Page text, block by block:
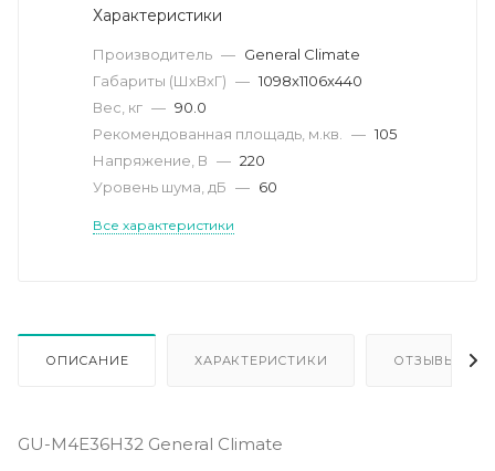
Характеристики
Производитель — General Climate
Габариты (ШхВхГ) — 1098x1106x440
Вес, кг — 90.0
Рекомендованная площадь, м.кв.
— 105
Напряжение, В — 220
Уровень шума, дБ — 60
Все характеристики
ОПИСАНИЕ ХАРАКТЕРИСТИКИ ОТЗЫВЫ
GU-M4E36H32 General Climate